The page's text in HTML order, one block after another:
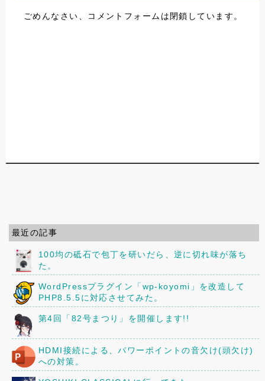
ごめんなさい、コメントフォームは閉鎖しています。
最近の記事
100均の砥石で包丁を研いだら、逆に切れ味が落ち
た。
WordPressプラグイン「wp-koyomi」を改造して
PHP8.5.5に対応させてみた。
第4回「82号まつり」を開催します!!
HDMI接続による、パワーポイントの音欠け(頭欠け)
への対策。